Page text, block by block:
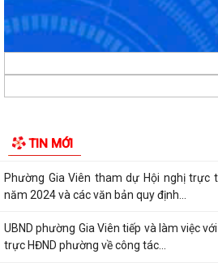
TIN MỚI
tuyển chọn và gọi công dân...
Phường Gia Viên tổ chức đồng loạt ra
Phường Gia Viên tham dự Hội nghị trực
năm 2024 và các văn bản quy định...
UBND phường Gia Viên tiếp và làm việc
trực HĐND phường về công tác...
Phường Gia Viên tổ chức Họp triển khai